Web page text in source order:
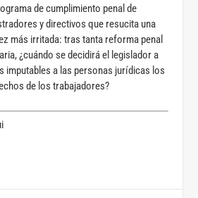
de cumplimiento penal de
y directivos que resucita una
más irritada: tras tanta reforma penal
¿cuándo se decidirá el legislador a
imputables a las personas jurídicas los
de los trabajadores?